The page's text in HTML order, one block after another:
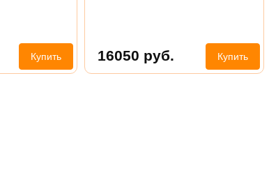
Купить 16050 руб. Купить